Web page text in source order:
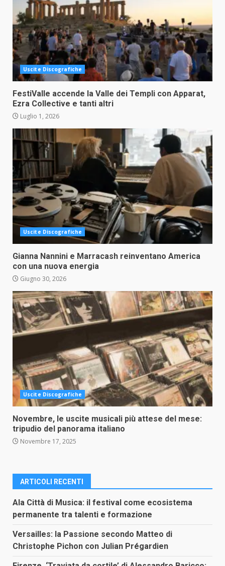
Uscite Discografiche
FestiValle accende la Valle dei Templi con Apparat,
Ezra Collective e tanti altri
Luglio 1, 2026
Uscite Discografiche
Gianna Nannini e Marracash reinventano America
con una nuova energia
Giugno 30, 2026
Uscite Discografiche
Novembre, le uscite musicali più attese del mese:
tripudio del panorama italiano
Novembre 17, 2025
ARTICOLI RECENTI
Ala Città di Musica: il festival come ecosistema
permanente tra talenti e formazione
Versailles: la Passione secondo Matteo di
Christophe Pichon con Julian Prégardien